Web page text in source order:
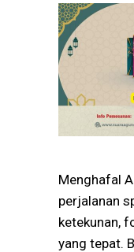
Menghafal
perjalanan
ketekunan,
yang tepat.